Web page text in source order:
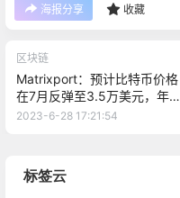
海报分享 收藏
区块链
Matrixport：预计比特币价格
在7月反弹至3.5万美元，年底
或涨至4.5万美元
2023-6-28 17:21:54
标签云